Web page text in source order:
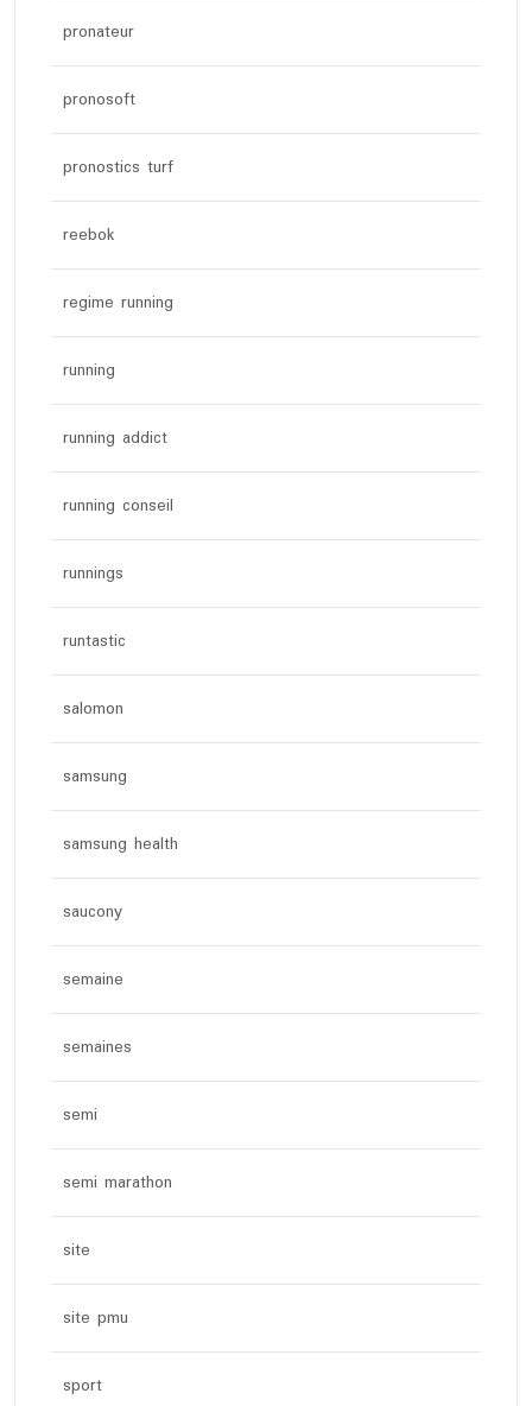
pronateur
pronosoft
pronostics turf
reebok
regime running
running
running addict
running conseil
runnings
runtastic
salomon
samsung
samsung health
saucony
semaine
semaines
semi
semi marathon
site
site pmu
sport